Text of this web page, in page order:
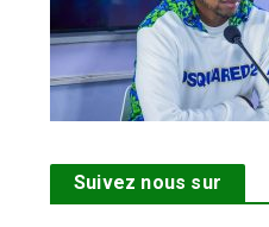
Suivez nous sur